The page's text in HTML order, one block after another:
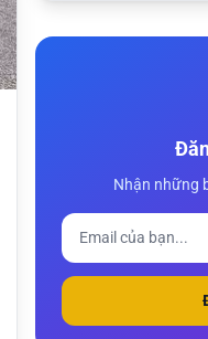
Nhận những